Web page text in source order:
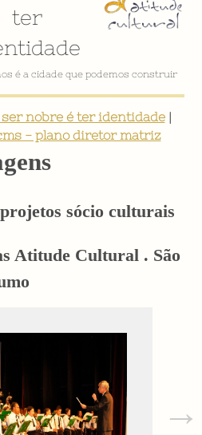
ter
INSTITUCIONAL
nobre é ter identidade|
- plano diretor matriz
sócio culturais
Atitude Cultural . São
→